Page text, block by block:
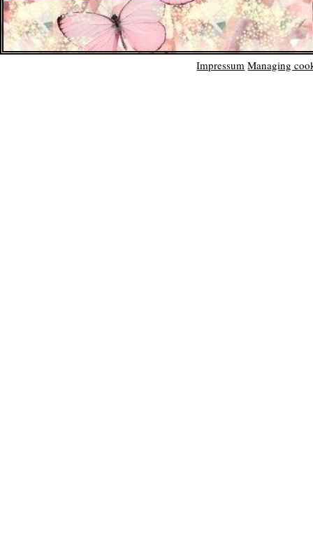
Impressum Managing